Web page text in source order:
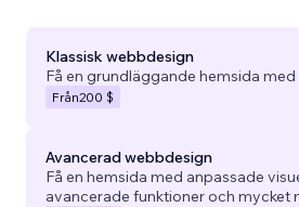
Klassisk webbdesign
Få en grundläggande hemsida
Från200 $
Avancerad webbdesign
Få en hemsida med anpassade
avancerade funktioner och mycket